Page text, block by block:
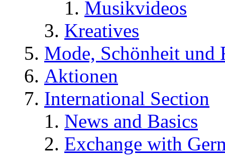
Musikvideos
Kreatives
Mode, Schönheit und
Aktionen
International Section
News and Basics
Exchange with